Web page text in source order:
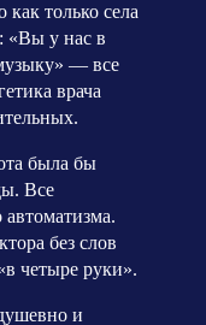
только села
«Вы у нас в
— все
врача
была бы
Все
без слов
четыре руки».
и